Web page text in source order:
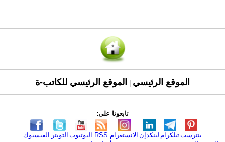
الموقع الرئيسي الموقع الرئيسي للكاتب-ة
تابعونا على:
الفيسبوك التويتر اليوتيوب RSS الانستغرام لينكدإن تيلكرامبنترست